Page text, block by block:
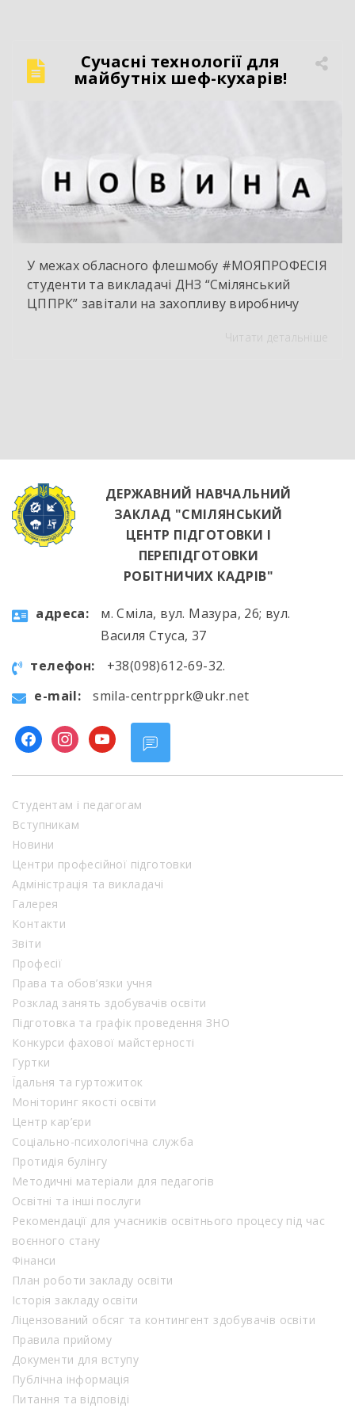
«просто крутити гайки». Це інтелектуальна
праця, комп’ютерна діагностика, знання
Сучасні технології для
майбутніх шеф-кухарів!
У межах обласного флешмобу #МОЯПРОФЕСІЯ
студенти та викладачі ДНЗ “Смілянський
ЦППРК” завітали на захопливу виробничу
НВК “Лідер”. Світлі кахлі, інноваційне
висококваліфікованих майбутніх фахівцях. […]
Читати детальніше
ДЕРЖАВНИЙ НАВЧАЛЬНИЙ
ЗАКЛАД "СМІЛЯНСЬКИЙ
ЦЕНТР ПІДГОТОВКИ І
ПЕРЕПІДГОТОВКИ
РОБІТНИЧИХ КАДРІВ"
aдресa:
м. Сміла, вул. Мазура, 26; вул.
Василя Стуса, 37
телефон:
+38(098)612-69-32.
e-mail:
smila-centrpprk@ukr.net
facebookinstagram
youtube
Студентам і педагогам
Вступникам
Новини
Центри професійної підготовки
Адміністрація та викладачі
Галерея
Контакти
Звіти
Професії
Права та обов’язки учня
Розклад занять здобувачів освіти
Підготовка та графік проведення ЗНО
Конкурси фахової майстерності
Гуртки
Їдальня та гуртожиток
Моніторинг якості освіти
Центр кар’єри
Соціально-психологічна служба
Протидія булінгу
Методичні матеріали для педагогів
Освітні та інші послуги
Рекомендації для учасників освітнього процесу під час
воєнного стану
Фінанси
План роботи закладу освіти
Історія закладу освіти
Ліцензований обсяг та контингент здобувачів освіти
Правила прийому
Документи для вступу
Публічна інформація
Питання та відповіді